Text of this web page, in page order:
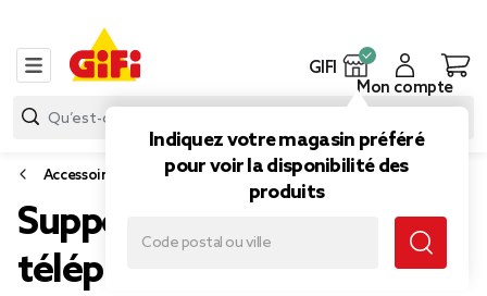
GIFI
Indiquez votre magasin préféré
pour voir la disponibilité des
produits
Mon compte
Accessoires smartphone et tablette
Support à ventouse pour
téléphone